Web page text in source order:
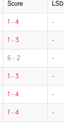
Score LSD
1 - 4 -
1 - 3 -
6 - 2 -
1 - 3 -
1 - 4 -
1 - 4 -